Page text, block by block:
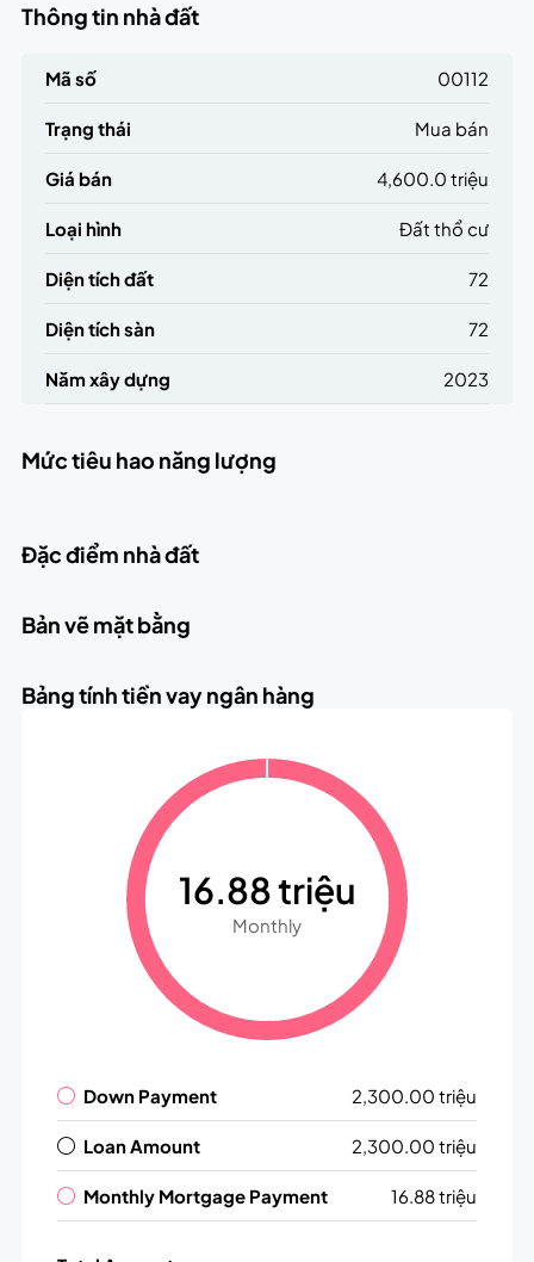
Thông tin nhà đất
Mã số 00112
Trạng thái Mua bán
Giá bán 4,600.0 triệu
Loại hình Đất thổ cư
Diện tích đất 72
Diện tích sàn 72
Năm xây dựng 2023
Mức tiêu hao năng lượng
Đặc điểm nhà đất
Bản vẽ mặt bằng
Bảng tính tiền vay ngân hàng
16.88 triệu
Monthly
Down Payment 2,300.00 triệu
Loan Amount 2,300.00 triệu
Monthly Mortgage Payment 16.88 triệu